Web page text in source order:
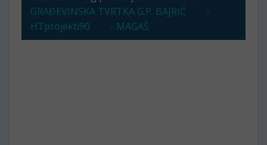
GRAĐEVINSKA TVRTKA G.P. BAJRIĆ
-
HTprojekti90
- MAGAŠ